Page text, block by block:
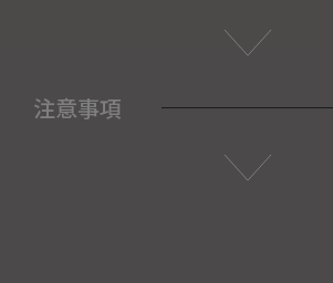
注意事項